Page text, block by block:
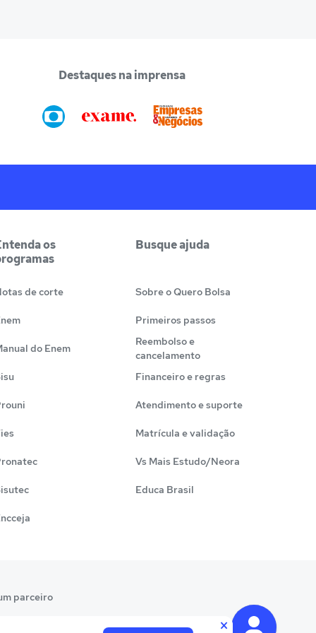
Destaques na imprensa
os
de corte
do Enem
Busque ajuda
Sobre o Quero Bolsa
Primeiros passos
Reembolso e
cancelamento
Financeiro e regras
Atendimento e suporte
Matrícula e validação
Vs Mais Estudo/Neora
Educa Brasil
parceiro
×